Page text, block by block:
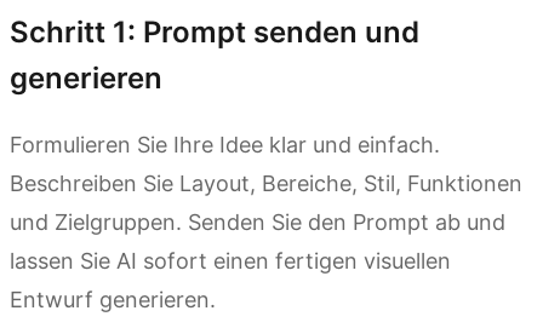
Schritt 1: Prompt senden und
generieren
Formulieren Sie Ihre Idee klar und einfach.
Beschreiben Sie Layout, Bereiche, Stil, Funktionen
und Zielgruppen. Senden Sie den Prompt ab und
lassen Sie AI sofort einen fertigen visuellen
Entwurf generieren.